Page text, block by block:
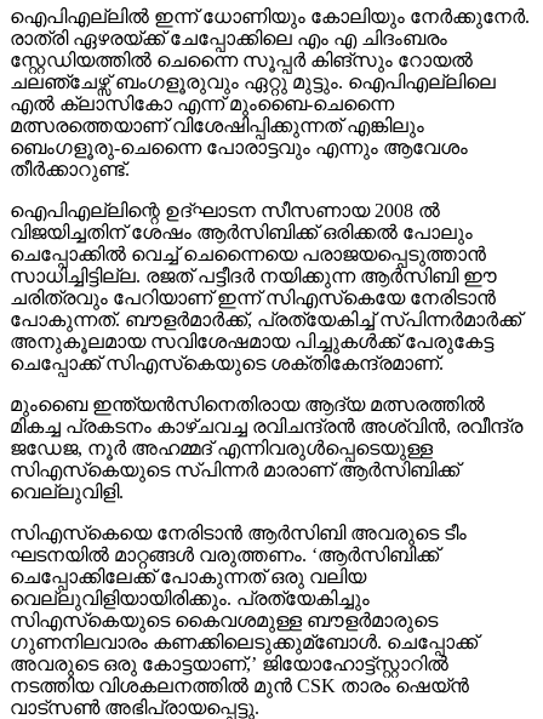
ഐപിഎല്ലിൽ ഇന്ന് ധോണിയും കോലിയും നേർക്കുനേർ.
രാത്രി ഏഴരയ്ക്ക് ചേപ്പോക്കിലെ എം എ ചിദംബരം
സ്റ്റേഡിയത്തിൽ ചെന്നൈ സൂപ്പർ കിങ്‌സും റോയൽ
ചലഞ്ചേഴ്സ് ബംഗളൂരുവും ഏറ്റു മുട്ടും. ഐപിഎല്ലിലെ
എല്‍ ക്ലാസികോ എന്ന് മുംബൈ-ചെന്നൈ
മത്സരത്തെയാണ് വിശേഷിപ്പിക്കുന്നത് എങ്കിലും
ബെംഗളൂരു-ചെന്നൈ പോരാട്ടവും എന്നും ആവേശം
തീര്‍ക്കാറുണ്ട്.
ഐപിഎല്ലിന്റെ ഉദ്ഘാടന സീസണായ 2008 ല്‍
വിജയിച്ചതിന് ശേഷം ആര്‍സിബിക്ക് ഒരിക്കല്‍ പോലും
ചെപ്പോക്കില്‍ വെച്ച്‌ ചെന്നൈയെ പരാജയപ്പെടുത്താന്‍
സാധിച്ചിട്ടില്ല. രജത് പട്ടീദര്‍ നയിക്കുന്ന ആര്‍സിബി ഈ
ചരിത്രവും പേറിയാണ് ഇന്ന് സിഎസ്‌കെയേ നേരിടാന്‍
പോകുന്നത്. ബൗളര്‍മാര്‍ക്ക്, പ്രത്യേകിച്ച്‌ സ്പിന്നര്‍മാര്‍ക്ക്
അനുകൂലമായ സവിശേഷമായ പിച്ചുകള്‍ക്ക് പേരുകേട്ട
ചെപ്പോക്ക് സിഎസ്‌കെയുടെ ശക്തികേന്ദ്രമാണ്.
മുംബൈ ഇന്ത്യന്‍സിനെതിരായ ആദ്യ മത്സരത്തില്‍
മികച്ച പ്രകടനം കാഴ്ചവച്ച രവിചന്ദ്രന്‍ അശ്വിന്‍, രവീന്ദ്ര
ജഡേജ, നൂര്‍ അഹമ്മദ് എന്നിവരുള്‍പ്പെടെയുള്ള
സിഎസ്‌കെയുടെ സ്പിന്നര്‍ മാരാണ് ആര്‍സിബിക്ക്
വെല്ലുവിളി.
സിഎസ്‌കെയെ നേരിടാന്‍ ആര്‍സിബി അവരുടെ ടീം
ഘടനയില്‍ മാറ്റങ്ങള്‍ വരുത്തണം. ‘ആര്‍സിബിക്ക്
ചെപ്പോക്കിലേക്ക് പോകുന്നത് ഒരു വലിയ
വെല്ലുവിളിയായിരിക്കും. പ്രത്യേകിച്ചും
സിഎസ്‌കെയുടെ കൈവശമുള്ള ബൗളര്‍മാരുടെ
ഗുണനിലവാരം കണക്കിലെടുക്കുമ്ബോള്‍. ചെപ്പോക്ക്
അവരുടെ ഒരു കോട്ടയാണ്,’ ജിയോഹോട്ട്സ്റ്റാറില്‍
നടത്തിയ വിശകലനത്തില്‍ മുൻ CSK താരം ഷെയ്ൻ
വാട്സൺ അഭിപ്രായപ്പെട്ടു.